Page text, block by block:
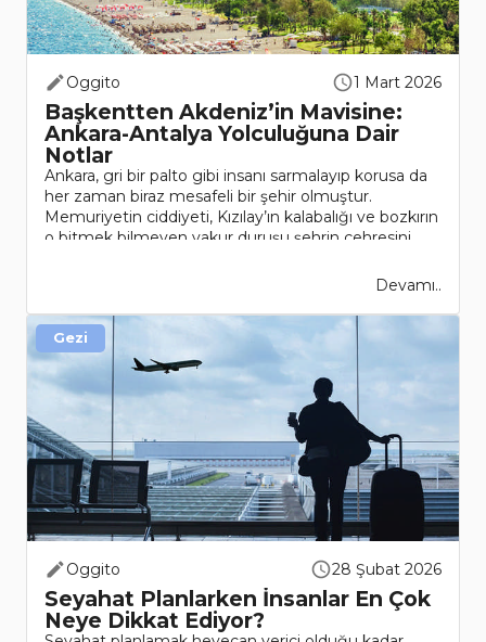
Oggito 1 Mart 2026
Başkentten Akdeniz’in Mavisine:
Ankara-Antalya Yolculuğuna Dair
Notlar
Ankara, gri bir palto gibi insanı sarmalayıp korusa da
her zaman biraz mesafeli bir şehir olmuştur.
Memuriyetin ciddiyeti, Kızılay’ın kalabalığı ve bozkırın
o bitmek bilmeyen vakur duruşu şehrin çehresini
Devamı..
Oggito 28 Şubat 2026
Seyahat Planlarken İnsanlar En Çok
Neye Dikkat Ediyor?
Gezi